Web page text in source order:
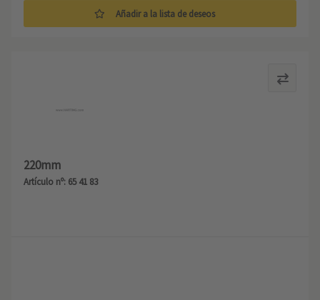
Añadir a la lista de deseos
220mm
Artículo nº: 65 41 83